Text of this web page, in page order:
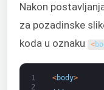
Nakon
za pozadinske
koda u oznaku
<
1
2
<body>